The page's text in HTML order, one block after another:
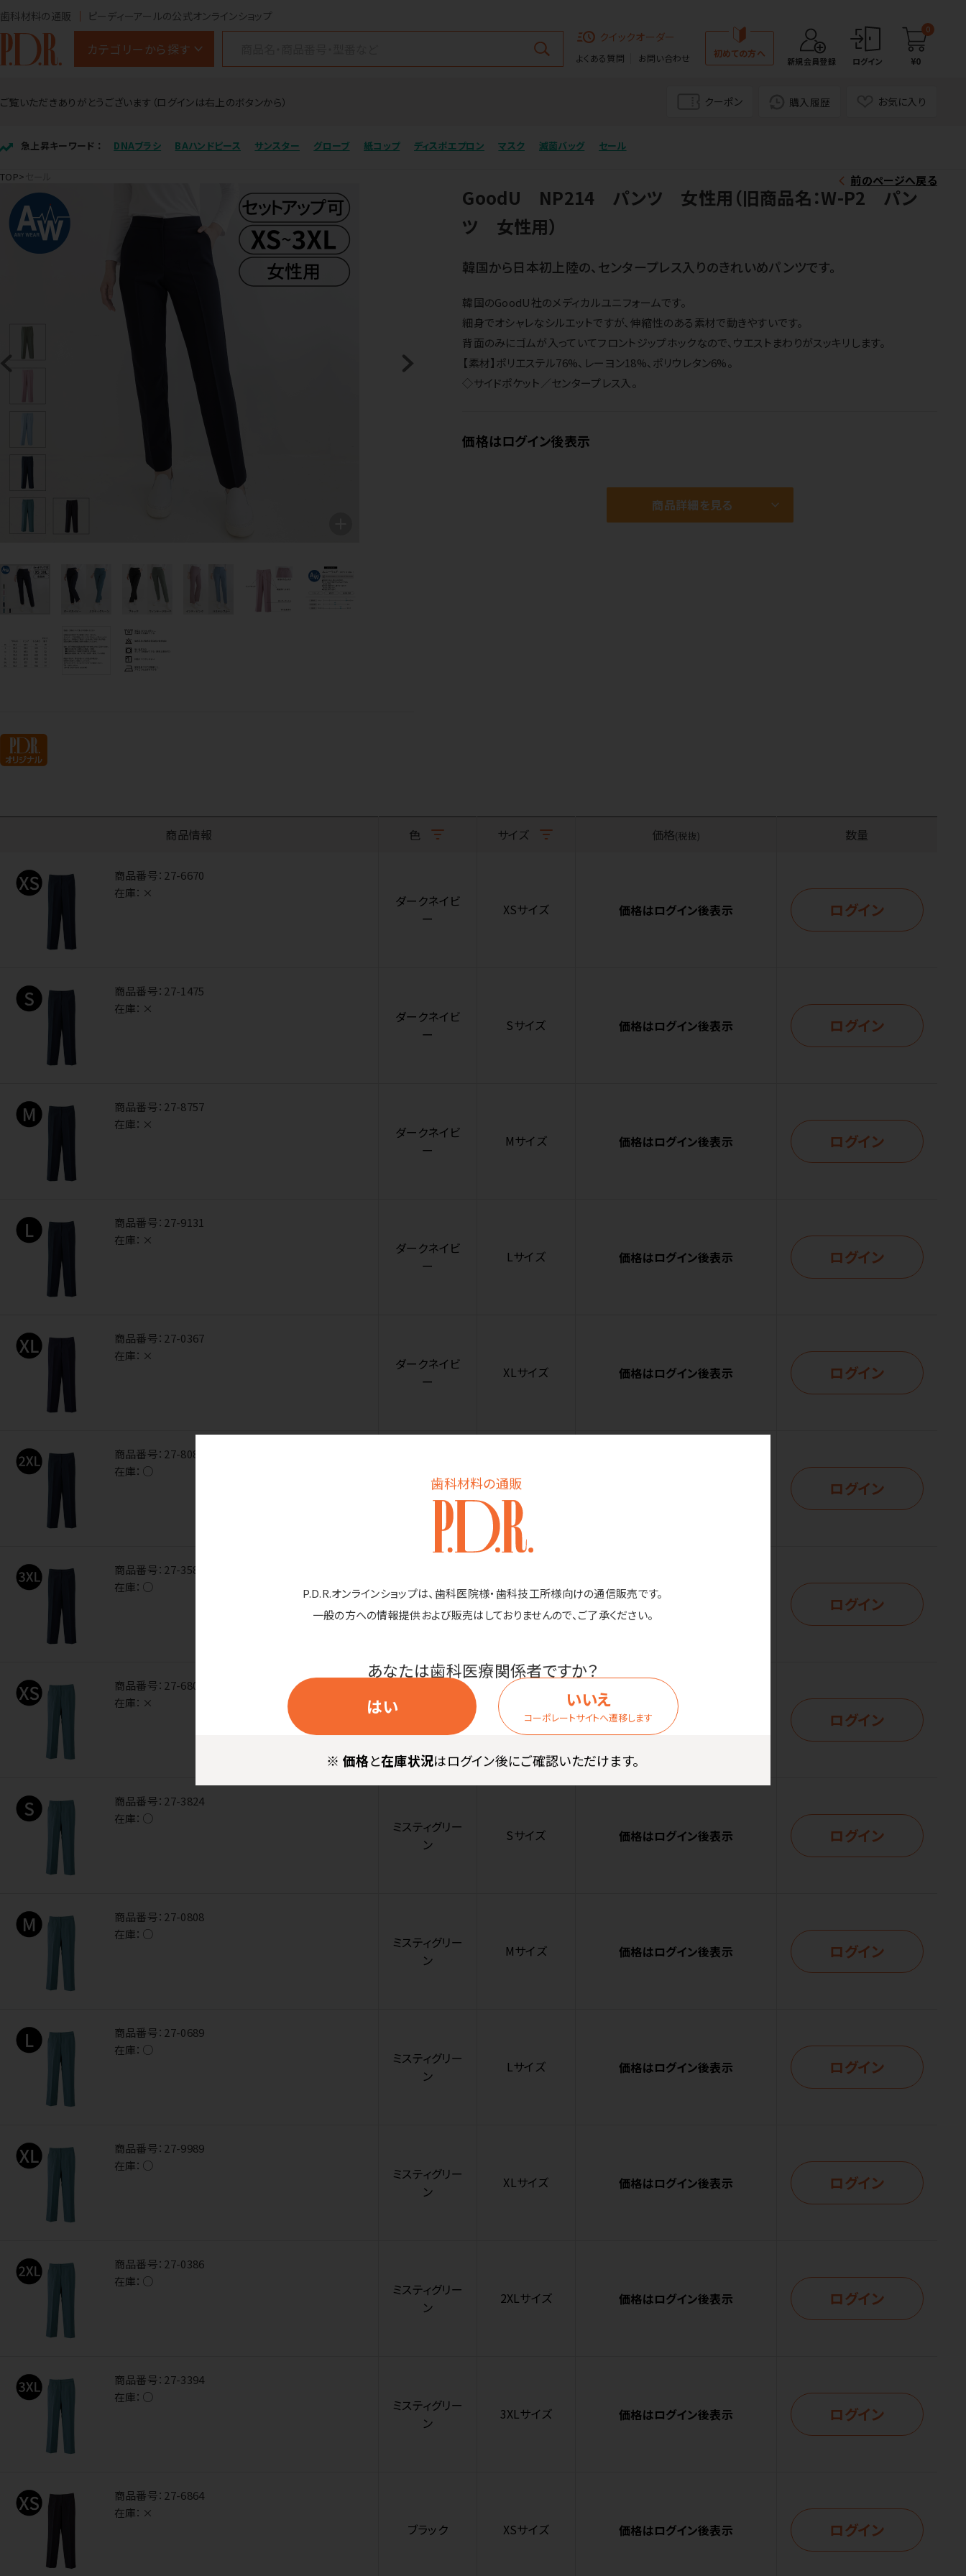
歯科材料の通販
P.D.R.オンラインショップは、歯科医院様・歯科技工所様向けの通信販売です。
一般の方への情報提供および販売はしておりませんので、ご了承ください。
あなたは歯科医療関係者ですか？
はい
いいえ
コーポレートサイトへ遷移します
※ 価格と在庫状況はログイン後にご確認いただけます。
歯科材料の通販 ピーディーアールの公式オンラインショップ
カテゴリーから探す
クイックオーダー
よくある質問 お問い合わせ 初めての方へ
新規会員登録 ログイン
0
¥0
ご覧いただきありがとうございます（ログインは右上のボタンから） クーポン 購入履歴 お気に入り
急上昇キーワード ： DNAブラシ BAハンドピース サンスター グローブ 紙コップ ディスポエプロン マスク 滅菌バッグ セール
TOP 前のページへ戻る
GoodU NP214 パンツ 女性用（旧商品名：W-P2 パン
ツ 女性用）
韓国から日本初上陸の、センタープレス入りのきれいめパンツです。
韓国のGoodU社のメディカルユニフォームです。
細身でオシャレなシルエットですが、伸縮性のある素材で動きやすいです。
背面のみにゴムが入っていてフロントジップホックなので、ウエストまわりがスッキリします。
【素材】ポリエステル76%、レーヨン18%、ポリウレタン6%。
◇サイドポケット／センタープレス入。
価格はログイン後表示
商品詳細を見る
商品情報 色 サイズ 価格(税抜) 数量
商品番号： 27-6670
在庫： ×
ダークネイビ
ー
XSサイズ 価格はログイン後表示 ログイン
商品番号： 27-1475
在庫： ×
ダークネイビ
ー
Sサイズ 価格はログイン後表示 ログイン
商品番号： 27-8757
在庫： ×
ダークネイビ
ー
Mサイズ 価格はログイン後表示 ログイン
商品番号： 27-9131
在庫： ×
ダークネイビ
ー
Lサイズ 価格はログイン後表示 ログイン
商品番号： 27-0367
在庫： ×
ダークネイビ
ー
XLサイズ 価格はログイン後表示 ログイン
商品番号： 27-8089
在庫： ○
ダークネイビ
ー
2XLサイズ ログイン
商品番号： 27-3586
在庫： ○
ダークネイビ
ー
3XLサイズ 価格はログイン後表示 ログイン
商品番号： 27-6801
在庫： ×
ミスティグリー
XSサイズ 価格はログイン後表示 ログイン
商品番号： 27-3824
在庫： ○
ミスティグリー
ン
Sサイズ 価格はログイン後表示 ログイン
商品番号： 27-0808
在庫： ○
ミスティグリー
ン
Mサイズ 価格はログイン後表示 ログイン
商品番号： 27-0689
在庫： ○
ミスティグリー
ン
Lサイズ 価格はログイン後表示 ログイン
商品番号： 27-9989
在庫： ○
ミスティグリー
ン
XLサイズ 価格はログイン後表示 ログイン
商品番号： 27-0386
在庫： ○
ミスティグリー
ン
2XLサイズ 価格はログイン後表示 ログイン
商品番号： 27-3394
在庫： ○
ミスティグリー
ン
3XLサイズ 価格はログイン後表示 ログイン
商品番号： 27-6864
在庫： ×
ブラック XSサイズ 価格はログイン後表示 ログイン